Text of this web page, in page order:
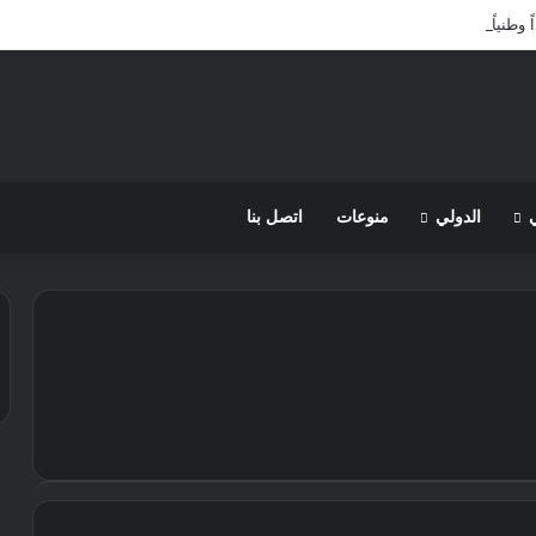
لثلاثة أيام ابتداء من اليوم
الدولي منوعات اتصل بنا